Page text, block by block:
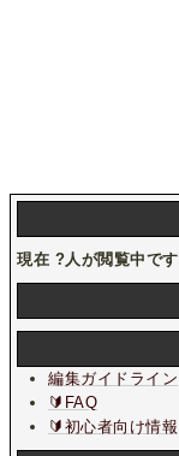
現在 ? 人が閲覧中です
編集ガイドライン
🔰FAQ
🔰初心者向け情報